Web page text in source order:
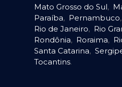
Mato Grosso do Sul,
Paraíba, Pernambuco,
Rio de Janeiro, Rio
Rondônia, Roraima,
Santa Catarina,
Tocantins.